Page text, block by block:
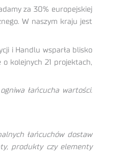
za 30% europejskiej
W naszym kraju jest
i Handlu wsparła blisko
kolejnych 21 projektach,
łańcucha wartości.
łańcuchów dostaw
produkty czy elementy